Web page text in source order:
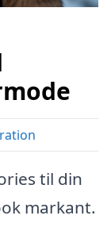
til din
markant.